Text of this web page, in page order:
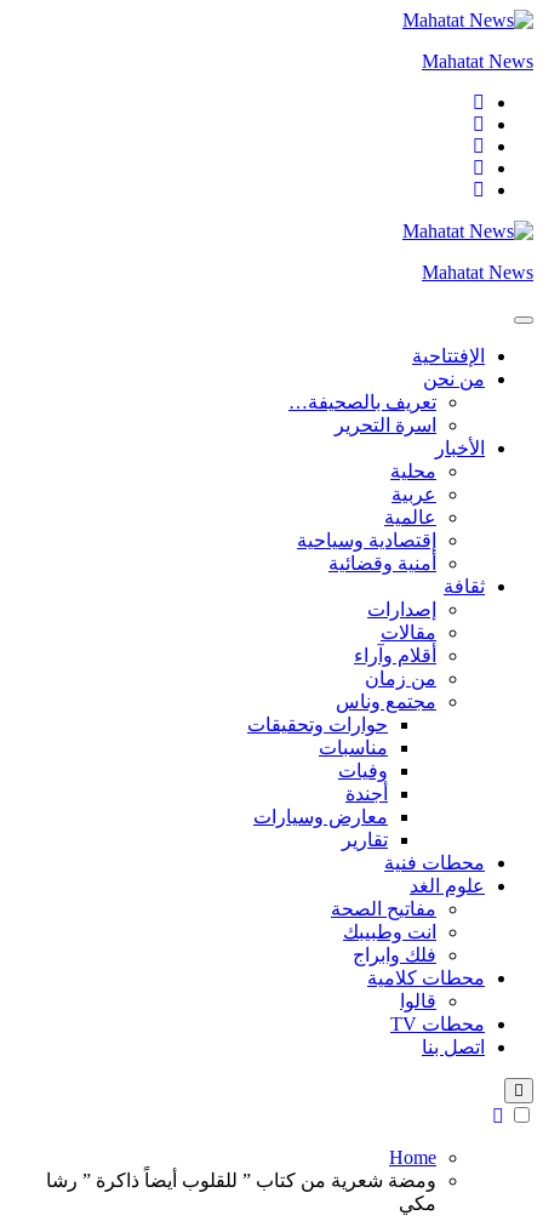
التجاوز
المحتوى
Mahatat News
Mahatat News
الإفتتاحية
من نحن
تعريف بالصحيفة…
اسرة التحرير
الأخبار
محلية
عربية
عالمية
إقتصادية وسياحية
أمنية وقضائية
ثقافة
إصدارات
مقالات
أقلام وآراء
من زمان
مجتمع وناس
حوارات وتحقيقات
مناسبات
وفيات
أجندة
معارض وسيارات
تقارير
محطات فنية
علوم الغد
مفاتيح الصحة
انت وطبيبك
فلك وابراج
محطات كلامية
قالوا
محطات TV
اتصل بنا
Home
ومضة شعرية من كتاب ” للقلوب أيضاً ذاكرة ” رشا
مكي